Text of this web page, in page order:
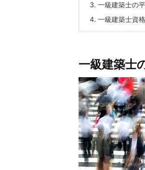
3. 一級建築士の
4. 一級建築士資
一級建築士